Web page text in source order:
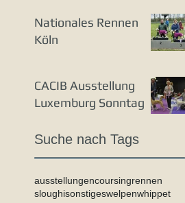
Nationales Rennen
Köln
CACIB Ausstellung
Luxemburg Sonntag
Suche nach Tags
ausstellungencoursingrennen
sloughisonstigeswelpenwhippet